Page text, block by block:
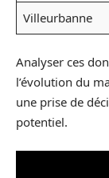
Villeurbanne
Analyser ces
l’évolution du
une prise de
potentiel.